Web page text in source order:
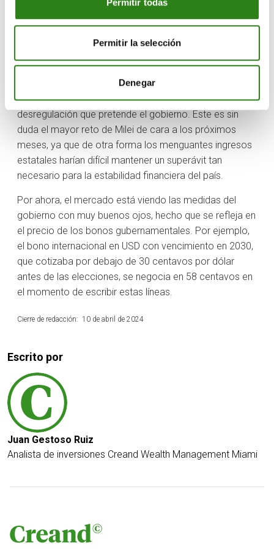
Permitir todas
Permitir la selección
Denegar
recesión y pobreza aumentando). Para combatir esta
caída en la actividad económica manteniendo un
superávit fiscal, sería necesario impulsar los sectores
está encontrando más problemas. Al no contar con
mayoría en el Congreso, este está tumbando la
mayoría de las propuestas de liberalización y
desregulación que pretende el gobierno. Este es sin
duda el mayor reto de Milei de cara a los próximos
meses, ya que de otra forma los menguantes ingresos
estatales harían difícil mantener un superávit tan
necesario para la estabilidad financiera del país.
Por ahora, el mercado está viendo las medidas del
gobierno con muy buenos ojos, hecho que se refleja en
el precio de los bonos gubernamentales. Por ejemplo,
el bono internacional en USD con vencimiento en 2030,
que cotizaba por debajo de 30 centavos por dólar
antes de las elecciones, se negocia en 58 centavos en
el momento de escribir estas líneas.
Cierre de redacción: 10 de abril de 2024
Escrito por
Juan Gestoso Ruiz
Analista de inversiones Creand Wealth Management Miami